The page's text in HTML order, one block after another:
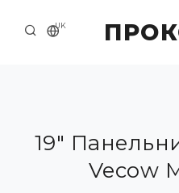
UK
ПРО НАС
ПРИКЛАДИ ТА
19"
Vecow